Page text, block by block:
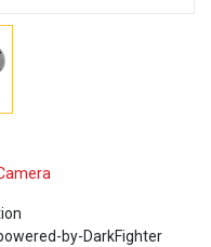
by-DarkFighter